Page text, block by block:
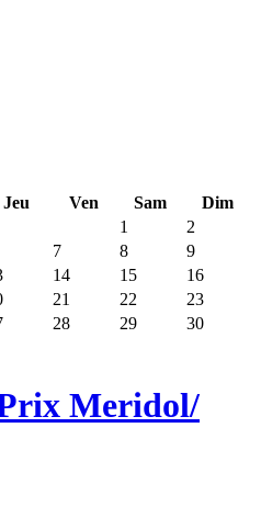
Jeu Ven Sam
Dim
1
2
7 8
9
14 15
16
21 22
23
28 29
30
Meridol/